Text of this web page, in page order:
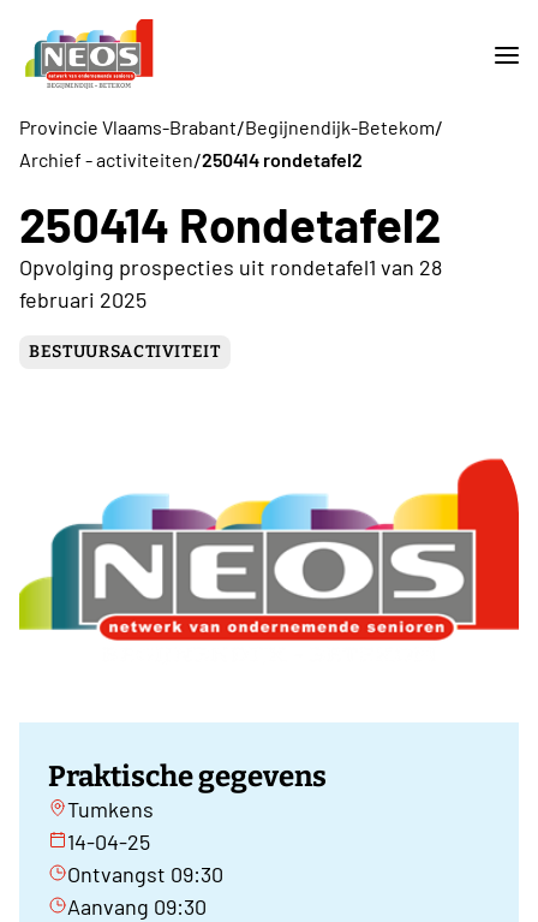
Provincie Vlaams-Brabant/Begijnendijk-Betekom/
Archief - activiteiten/250414 rondetafel2
250414 Rondetafel2
Opvolging prospecties uit rondetafel1 van 28
februari 2025
BESTUURSACTIVITEIT
Praktische gegevens
Tumkens
14-04-25
Ontvangst 09:30
Aanvang 09:30